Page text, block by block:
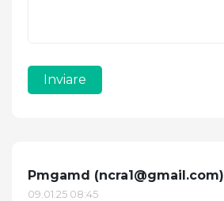
Inviare
Pmgamd (ncra1@gmail.com)
09.01.25 08:45